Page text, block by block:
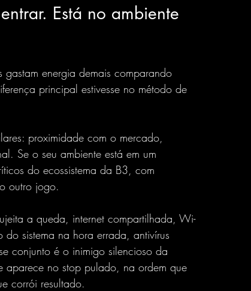
Está no ambiente
energia demais comparando
principal estivesse no método de
proximidade com o mercado,
Se o seu ambiente está em um
do ecossistema da B3, com
outro jogo.
a queda, internet compartilhada, Wi-
sistema na hora errada, antivírus
conjunto é o inimigo silencioso da
aparece no stop pulado, na ordem que
corrói resultado.